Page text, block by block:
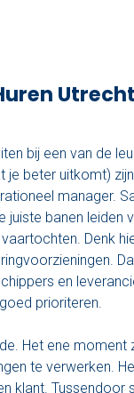
bij een van de
je beter uitkomt)
manager.
banen leiden
Denk
en
prioriteren.
Het ene moment
te verwerken.
klant. Tussendoor